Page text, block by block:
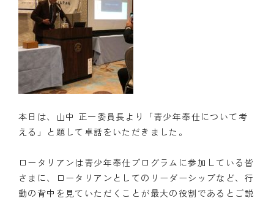
本日は、山中 正一委員長より「青少年奉仕について考
える」と題して卓話をいただきました。
ロータリアンは青少年奉仕プログラムに参加している皆
さまに、ロータリアンとしてのリーダーシップなど、行
動の背中を見ていただくことが最大の役割であるとご説